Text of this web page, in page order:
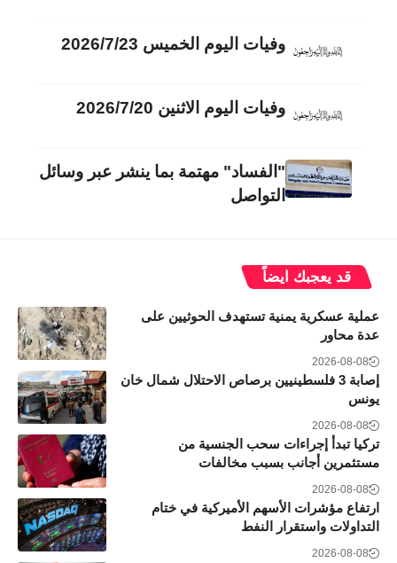
وفيات اليوم الخميس 2026/7/23
وفيات اليوم الاثنين 2026/7/20
"الفساد" مهتمة بما ينشر عبر وسائل
التواصل
قد يعجبك ايضاً
عملية عسكرية يمنية تستهدف الحوثيين على
عدة محاور
2026-08-08
إصابة 3 فلسطينيين برصاص الاحتلال شمال خان
يونس
2026-08-08
تركيا تبدأ إجراءات سحب الجنسية من
مستثمرين أجانب بسبب مخالفات
2026-08-08
ارتفاع مؤشرات الأسهم الأميركية في ختام
التداولات واستقرار النفط
2026-08-08